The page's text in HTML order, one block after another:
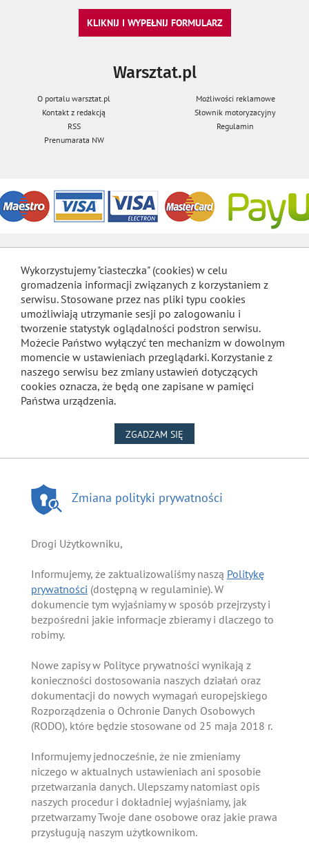
KLIKNIJ I WYPEŁNIJ FORMULARZ
Warsztat.pl
O portalu warsztat.pl
Możliwości reklamowe
Kontakt z redakcją
Słownik motoryzacyjny
RSS
Regulamin
Prenumarata NW
Wykorzystujemy "ciasteczka" (cookies) w celu
gromadzenia informacji związanych z korzystaniem z
serwisu. Stosowane przez nas pliki typu cookies
umożliwiają utrzymanie sesji po zalogowaniu i
tworzenie statystyk oglądalności podstron serwisu.
Możecie Państwo wyłączyć ten mechanizm w dowolnym
momencie w ustawieniach przeglądarki. Korzystanie z
naszego serwisu bez zmiany ustawień dotyczących
cookies oznacza, że będą one zapisane w pamięci
Państwa urządzenia.
ZGADZAM SIĘ
Zmiana polityki prywatności
Drogi Użytkowniku,
Informujemy, że zaktualizowaliśmy naszą Politykę
prywatności (dostępną w regulaminie). W
dokumencie tym wyjaśniamy w sposób przejrzysty i
bezpośredni jakie informacje zbieramy i dlaczego to
robimy.
Nowe zapisy w Polityce prywatności wynikają z
konieczności dostosowania naszych działań oraz
dokumentacji do nowych wymagań europejskiego
Rozporządzenia o Ochronie Danych Osobowych
(RODO), które będzie stosowane od 25 maja 2018 r.
Informujemy jednocześnie, że nie zmieniamy
niczego w aktualnych ustawieniach ani sposobie
przetwarzania danych. Ulepszamy natomiast opis
naszych procedur i dokładniej wyjaśniamy, jak
przetwarzamy Twoje dane osobowe oraz jakie prawa
przysługują naszym użytkownikom.